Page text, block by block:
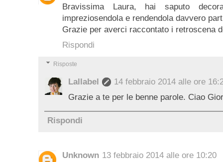
Bravissima Laura, hai saputo
impreziosendola e rendendola davvero
Grazie per averci raccontato i retroscena
Rispondi
Risposte
Lallabel
14 febbraio 2014 alle ore
Grazie a te per le benne parole. Ciao
Rispondi
Unknown 13 febbraio 2014 alle ore 10:20